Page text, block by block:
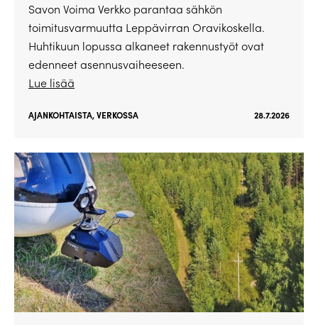
Savon Voima Verkko parantaa sähkön
toimitusvarmuutta Leppävirran Oravikoskella.
Huhtikuun lopussa alkaneet rakennustyöt ovat
edenneet asennusvaiheeseen.
Lue lisää
AJANKOHTAISTA,VERKOSSA 28.7.2026